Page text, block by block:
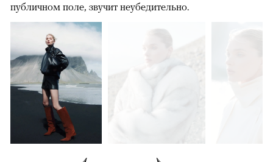
публичном поле, звучит неубедительно.